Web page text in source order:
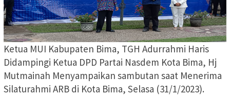
Ketua MUI Kabupaten Bima, TGH Adurrahmi Haris
Didampingi Ketua DPD Partai Nasdem Kota Bima, Hj
Mutmainah Menyampaikan sambutan saat Menerima
Silaturahmi ARB di Kota Bima, Selasa (31/1/2023).